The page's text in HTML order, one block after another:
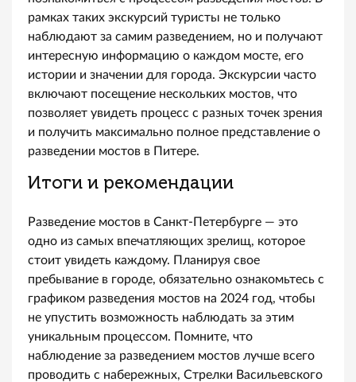
рамках таких экскурсий туристы не только
наблюдают за самим разведением, но и получают
интересную информацию о каждом мосте, его
истории и значении для города. Экскурсии часто
включают посещение нескольких мостов, что
позволяет увидеть процесс с разных точек зрения
и получить максимально полное представление о
разведении мостов в Питере.
Итоги и рекомендации
Разведение мостов в Санкт-Петербурге — это
одно из самых впечатляющих зрелищ, которое
стоит увидеть каждому. Планируя свое
пребывание в городе, обязательно ознакомьтесь с
графиком разведения мостов на 2024 год, чтобы
не упустить возможность наблюдать за этим
уникальным процессом. Помните, что
наблюдение за разведением мостов лучше всего
проводить с набережных, Стрелки Васильевского